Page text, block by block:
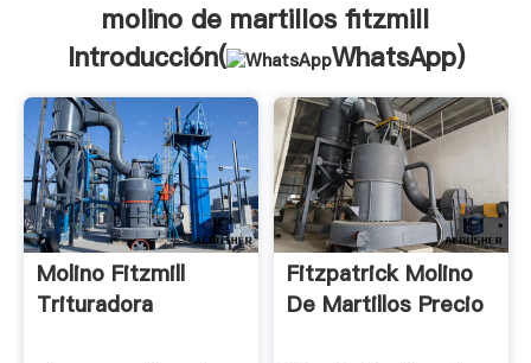
molino de martillos fitzmill
Introducción(
WhatsApp)
Molino Fitzmill
Trituradora
Fitzpatrick Molino
De Martillos Precio